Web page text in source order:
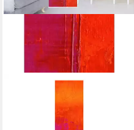
Flächenvorhang blickdicht